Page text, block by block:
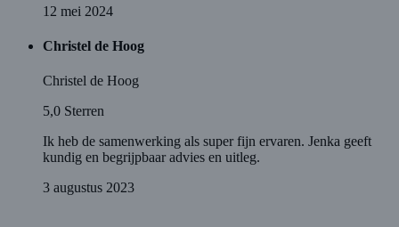
12 mei 2024
Christel de Hoog
Christel de Hoog
5,0 Sterren
Ik heb de samenwerking als super fijn ervaren. Jenka geeft
kundig en begrijpbaar advies en uitleg.
3 augustus 2023